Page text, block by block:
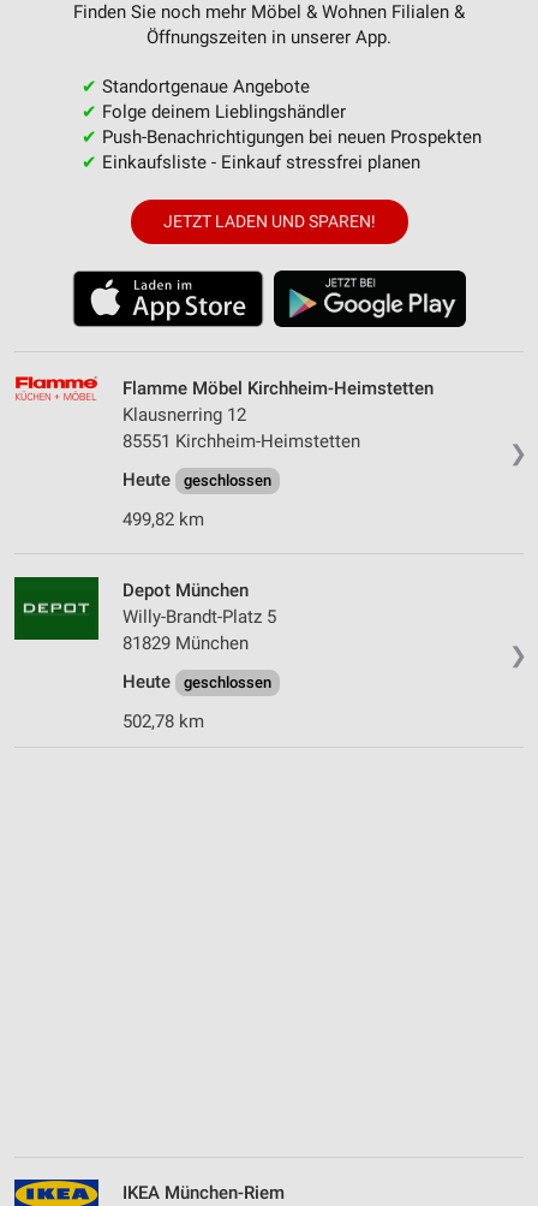
Finden Sie noch mehr Möbel & Wohnen Filialen &
Öffnungszeiten in unserer App.
✔ Standortgenaue Angebote
✔ Folge deinem Lieblingshändler
✔ Push-Benachrichtigungen bei neuen Prospekten
✔ Einkaufsliste - Einkauf stressfrei planen
JETZT LADEN UND SPAREN!
❯
Flamme Möbel Kirchheim-Heimstetten
Klausnerring 12
85551 Kirchheim-Heimstetten
Heute
geschlossen
499,82 km
❯
Depot München
Willy-Brandt-Platz 5
81829 München
Heute
geschlossen
502,78 km
IKEA München-Riem